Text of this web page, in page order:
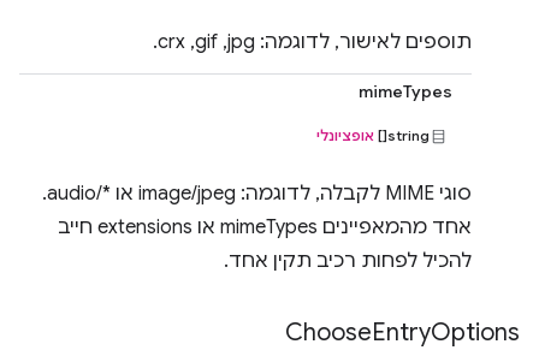
תוספים לאישור, לדוגמה: jpg,‏ gif,‏ crx.
mimeTypes
string[] אופציונלי
סוגי MIME לקבלה, לדוגמה: image/jpeg או audio/*‎.
אחד מהמאפיינים mimeTypes או extensions חייב
להכיל לפחות רכיב תקין אחד.
ChooseEntryOptions